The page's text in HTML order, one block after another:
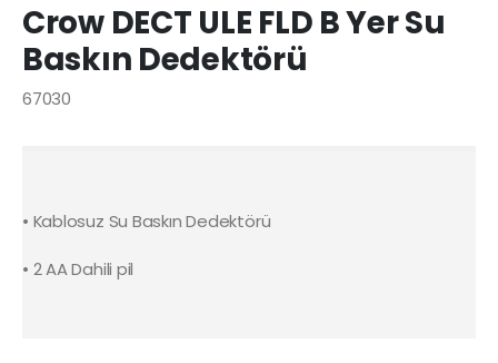
Crow DECT ULE FLD B Yer Su
Baskın Dedektörü
67030
• Kablosuz Su Baskın Dedektörü
• 2 AA Dahili pil